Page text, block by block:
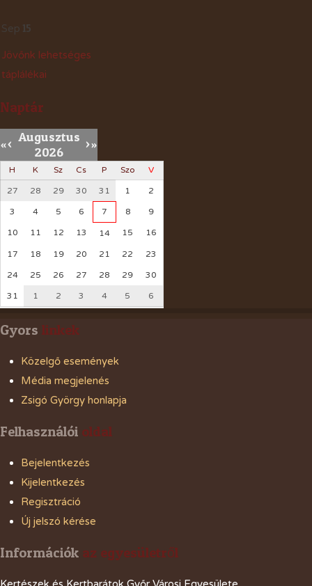
Sep 15
Jövőnk lehetséges
táplálékai
Naptár
«<
Augusztus
2026
>»
H K Sz Cs P Szo V
27 28 29 30 31 1 2
3 4 5 6 7 8 9
10 11 12 13 14 15 16
17 18 19 20 21 22 23
24 25 26 27 28 29 30
31 1 2 3 4 5 6
Gyors linkek
Közelgő események
Média megjelenés
Zsigó György honlapja
Felhasználói oldal
Bejelentkezés
Kijelentkezés
Regisztráció
Új jelszó kérése
Információk az egyesületről